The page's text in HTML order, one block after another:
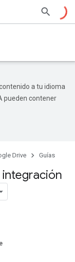
a tu idioma
pueden contener
Drive Guías